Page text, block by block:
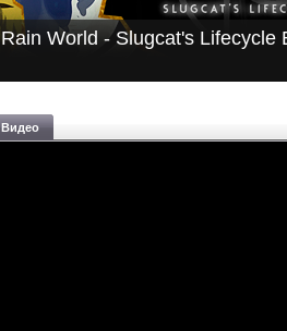
Rain World - Slugcat's Lifecycle
Видео